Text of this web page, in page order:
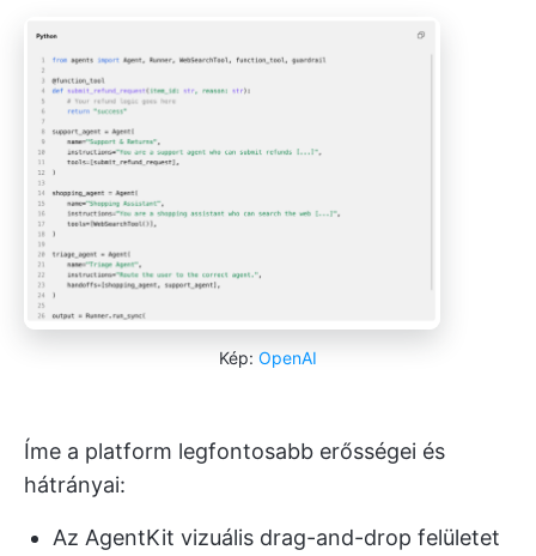
Kép: OpenAI
Íme a platform legfontosabb erősségei és
hátrányai:
Az AgentKit vizuális drag-and-drop felületet